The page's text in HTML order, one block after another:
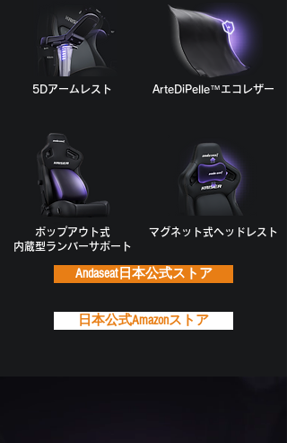
5Dアームレスト ArteDiPelle™エコレザー
ポップアウト式
内蔵型ランバーサポート
マグネット式ヘッドレスト
Andaseat日本公式ストア
日本公式Amazonストア